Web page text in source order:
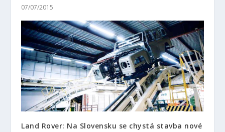
07/07/2015
Land Rover: Na Slovensku se chystá stavba nové